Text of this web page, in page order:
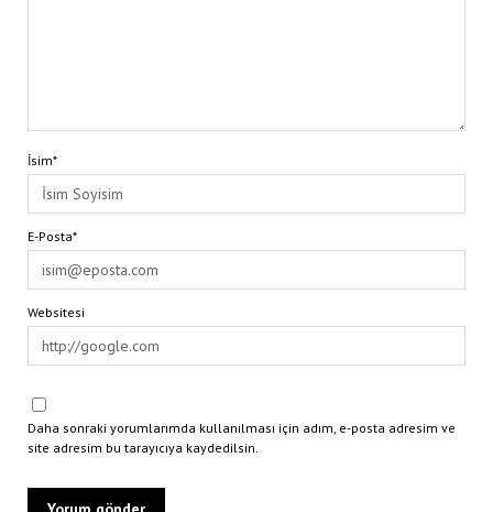
İsim*
E-Posta*
Websitesi
Daha sonraki yorumlarımda kullanılması için adım, e-posta adresim ve
site adresim bu tarayıcıya kaydedilsin.